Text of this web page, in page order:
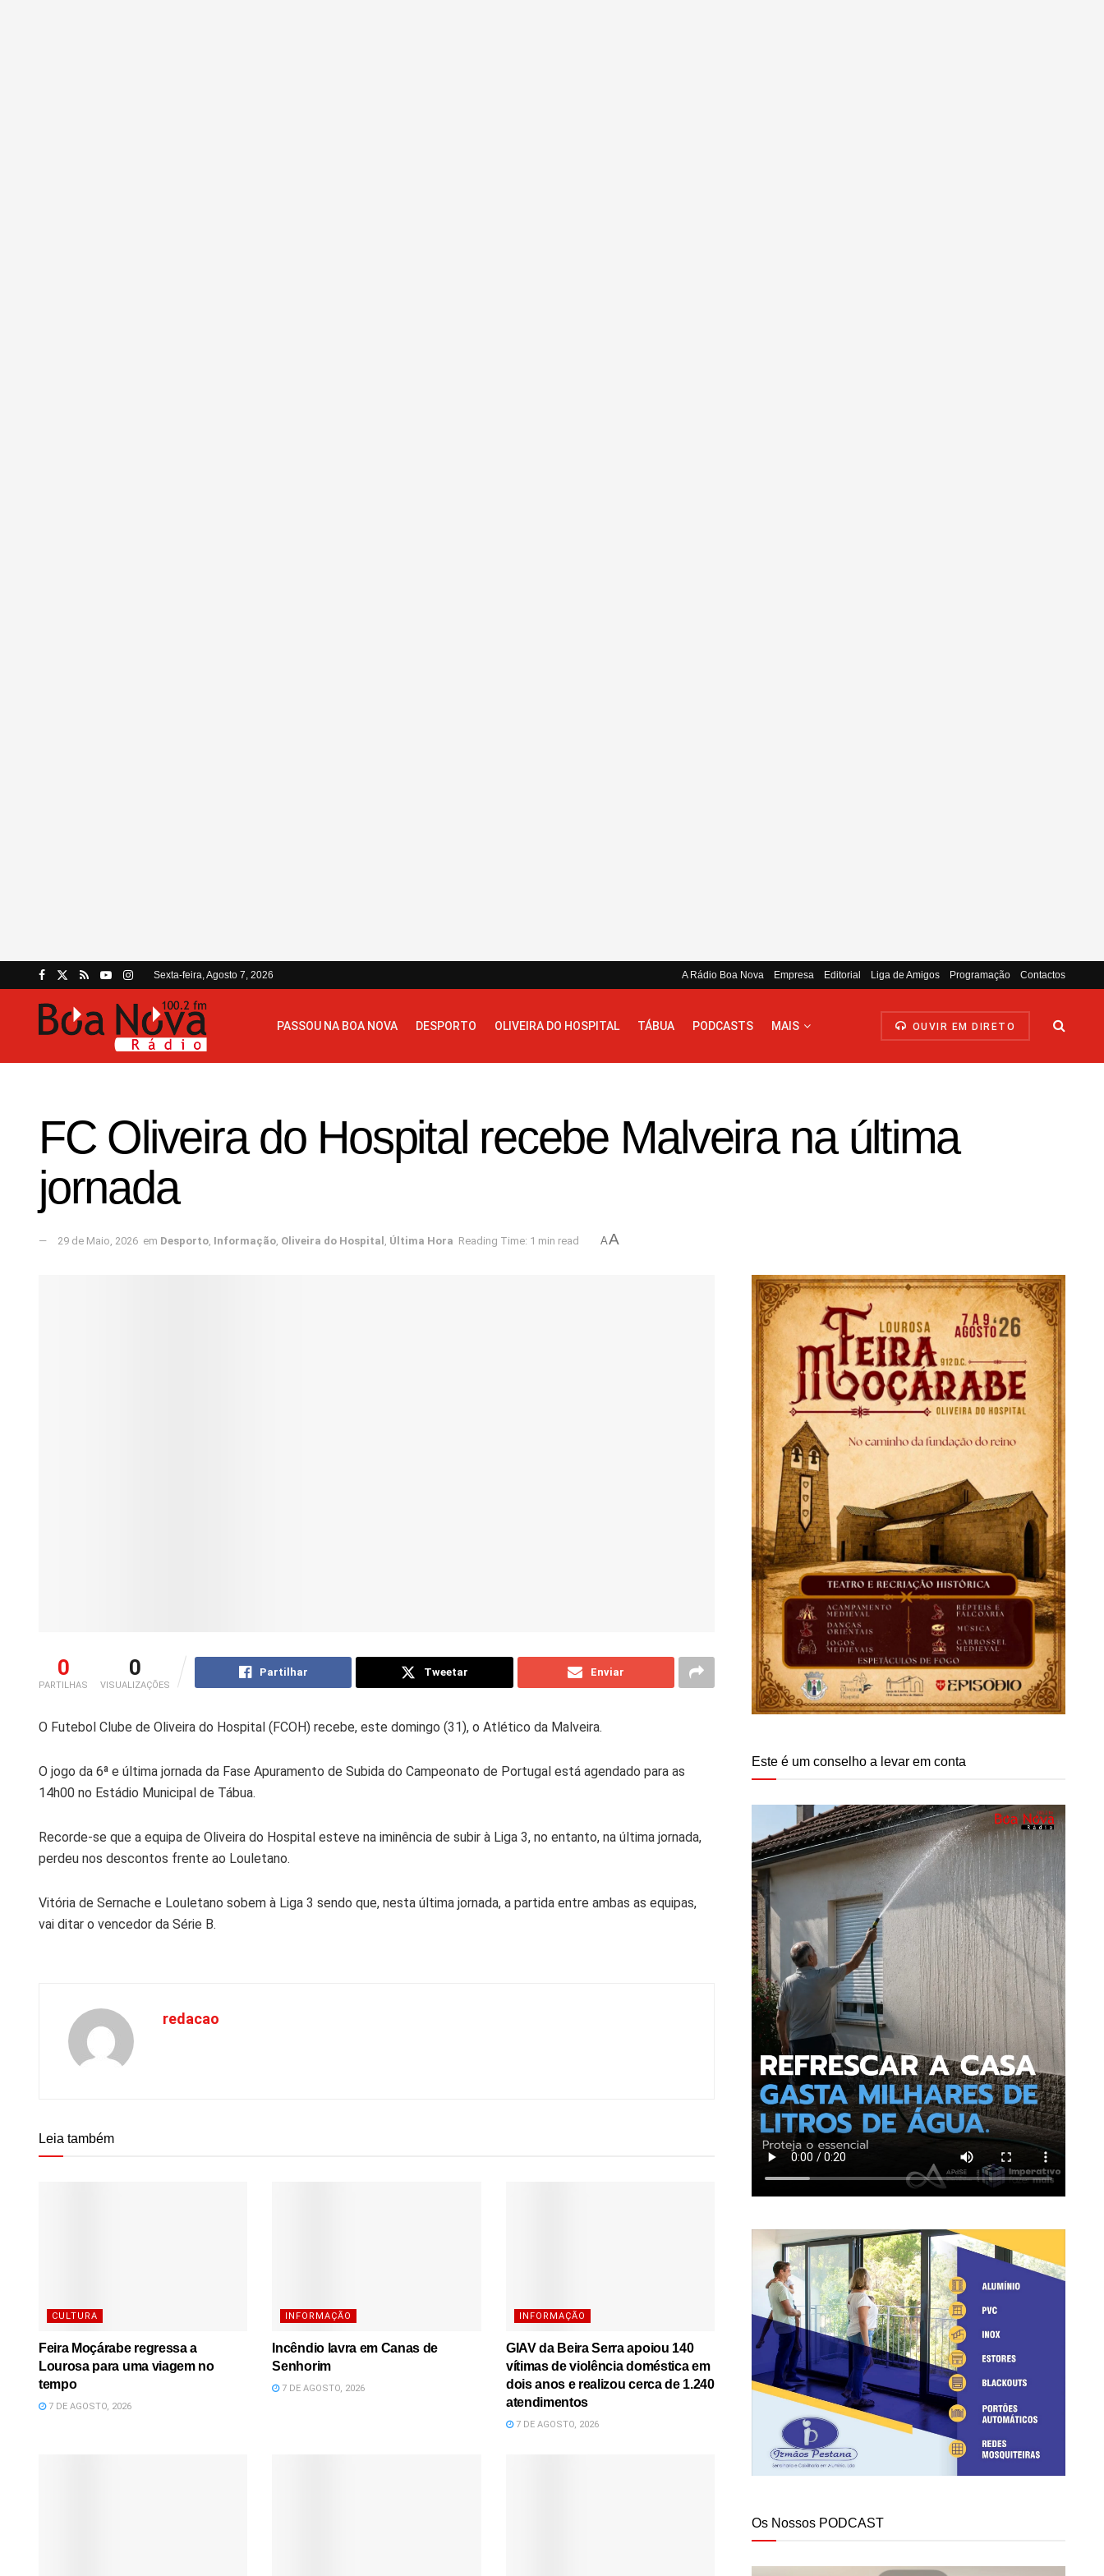
Sexta-feira, Agosto 7, 2026 A Rádio Boa Nova Empresa Editorial Liga de Amigos Programação Contactos
PASSOU NA BOA NOVA DESPORTO OLIVEIRA DO HOSPITAL TÁBUA PODCASTS MAIS OUVIR EM DIRETO
FC Oliveira do Hospital recebe Malveira na última
jornada
29 de Maio, 2026 em Desporto, Informação, Oliveira do Hospital , Última Hora Reading Time: 1 min read AA
0
PARTILHAS
0
VISUALIZAÇÕES
Partilhar Tweetar Enviar
O Futebol Clube de Oliveira do Hospital (FCOH) recebe, este domingo (31), o Atlético da Malveira.
O jogo da 6ª e última jornada da Fase Apuramento de Subida do Campeonato de Portugal está agendado para as
14h00 no Estádio Municipal de Tábua.
Recorde-se que a equipa de Oliveira do Hospital esteve na iminência de subir à Liga 3, no entanto, na última jornada,
perdeu nos descontos frente ao Louletano.
Vitória de Sernache e Louletano sobem à Liga 3 sendo que, nesta última jornada, a partida entre ambas as equipas,
vai ditar o vencedor da Série B.
redacao
Leia também
CULTURA
Feira Moçárabe regressa a
Lourosa para uma viagem no
tempo
7 DE AGOSTO, 2026
INFORMAÇÃO
Incêndio lavra em Canas de
Senhorim
7 DE AGOSTO, 2026
INFORMAÇÃO
GIAV da Beira Serra apoiou 140
vítimas de violência doméstica em
dois anos e realizou cerca de 1.240
atendimentos
7 DE AGOSTO, 2026
Este é um conselho a levar em conta
Os Nossos PODCAST